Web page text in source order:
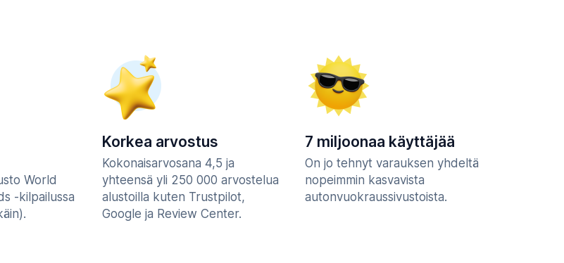
World
-kilpailussa
Korkea arvostus
Kokonaisarvosana 4,5 ja
yhteensä yli 250 000 arvostelua
alustoilla kuten Trustpilot,
Google ja Review Center.
7 miljoonaa käyttäjää
On jo tehnyt varauksen yhdeltä
nopeimmin kasvavista
autonvuokraussivustoista.